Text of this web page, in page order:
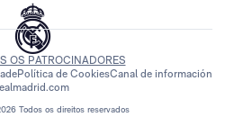
Todos os direitos reservados
OS PATROCINADORES
Política de CookiesCanal de información